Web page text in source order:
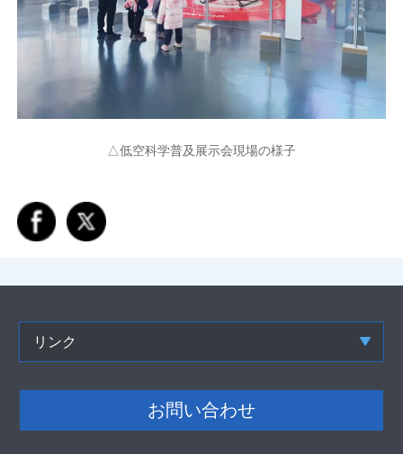
△低空科学普及展示会現場の様子
リンク
お問い合わせ